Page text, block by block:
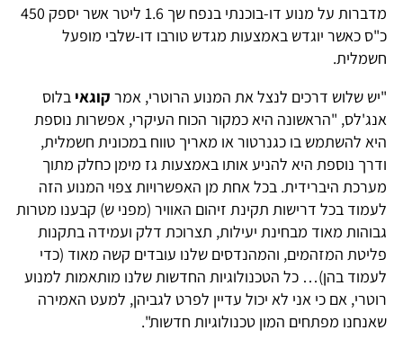
מדברות על מנוע דו-בוכנתי בנפח שך 1.6 ליטר אשר יספק 450
כ"ס כאשר יוגדש באמצעות מגדש טורבו דו-שלבי מופעל
חשמלית.
"יש שלוש דרכים לנצל את המנוע הרוטרי, אמר קוגאי בלוס
אנג'לס, "הראשונה היא כמקור הכוח העיקרי, אפשרות נוספת
היא להשתמש בו כגנרטור או מאריך טווח במכונית חשמלית,
ודרך נוספת היא להניע אותו באמצעות גז מימן כחלק מתוך
מערכת היברידית. בכל אחת מן האפשרויות צפוי המנוע הזה
לעמוד בכל דרישות תקינת זיהום האוויר (מפני ש) קבענו מטרות
גבוהות מאוד מבחינת יעילות, תצרוכת דלק ועמידה בתקנות
פליטת המזהמים, והמהנדסים שלנו עובדים קשה מאוד (כדי
לעמוד בהן)… כל הטכנולוגיות החדשות שלנו מותאמות למנוע
רוטרי, אם כי אני לא יכול עדיין לפרט לגביהן, למעט האמירה
שאנחנו מפתחים המון טכנולוגיות חדשות".